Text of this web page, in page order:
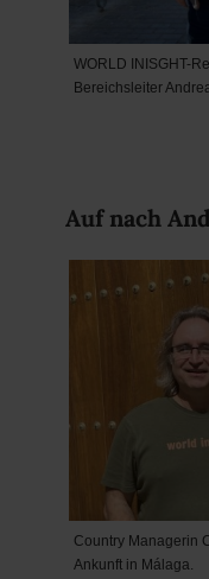
WORLD INISGHT-
Bereichsleiter
Auf nach
Country Managerin
Ankunft in Málaga.